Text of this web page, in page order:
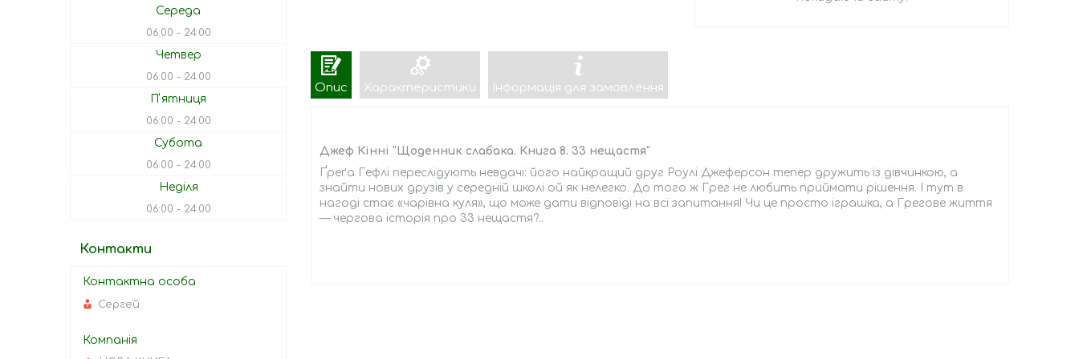
Опис Характеристики Інформація для замовлення
Джеф Кінні "Щоденник слабака. Книга 8. 33 нещастя"
Ґреґа Гефлі переслідують невдачі: його найкращий друг Роулі Джеферсон тепер дружить із дівчинкою, а
знайти нових друзів у середній школі ой як нелегко. До того ж Грег не любить приймати рішення. І тут в
нагоді стає «чарівна куля», що може дати відповіді на всі запитання! Чи це просто іграшка, а Грегове життя
— чергова історія про 33 нещастя?..
Середа
06:00 24:00
Четвер
06:00 24:00
Пʼятниця
06:00 24:00
Субота
06:00 24:00
Неділя
06:00 24:00
Контакти
Сергей